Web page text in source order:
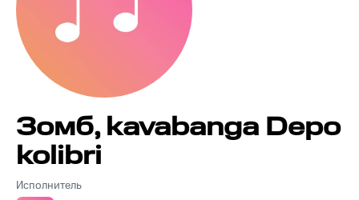
Исполнитель
Зомб, kavabanga Depo
kolibri